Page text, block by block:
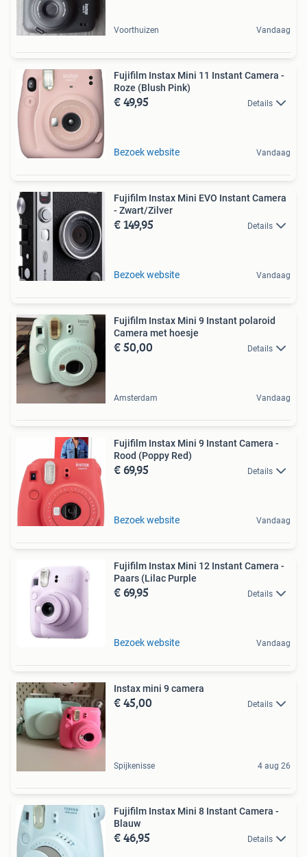
Voorthuizen Vandaag
Fujifilm Instax Mini 11 Instant Camera -
Roze (Blush Pink)
€ 49,95 Details
Bezoek website Vandaag
Fujifilm Instax Mini EVO Instant Camera
- Zwart/Zilver
€ 149,95 Details
Bezoek website Vandaag
Fujifilm Instax Mini 9 Instant polaroid
Camera met hoesje
€ 50,00 Details
Amsterdam Vandaag
Fujifilm Instax Mini 9 Instant Camera -
Rood (Poppy Red)
€ 69,95 Details
Bezoek website Vandaag
Fujifilm Instax Mini 12 Instant Camera -
Paars (Lilac Purple
€ 69,95 Details
Bezoek website Vandaag
Instax mini 9 camera
€ 45,00 Details
Spijkenisse 4 aug 26
Fujifilm Instax Mini 8 Instant Camera -
Blauw
€ 46,95 Details